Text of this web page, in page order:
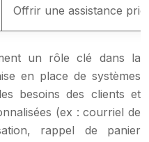
Offrir une assistance
un rôle clé dans la
en place de systèmes
besoins des clients et
(ex : courriel de
rappel de panier